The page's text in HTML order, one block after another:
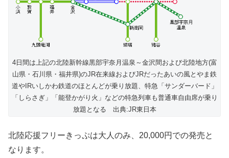
4日間は上記の北陸新幹線黒部宇奈月温泉～金沢間および北陸地方(富
山県・石川県・福井県)のJR在来線およびJRだったあいの風とやま鉄
道やIRいしかわ鉄道のほとんどが乗り放題、特急「サンダーバード」
「しらさぎ」「能登かがり火」などの特急列車も普通車自由席が乗り
放題となる 出典:JR東日本
北陸応援フリーきっぷは大人のみ、20,000円での発売と
なります。